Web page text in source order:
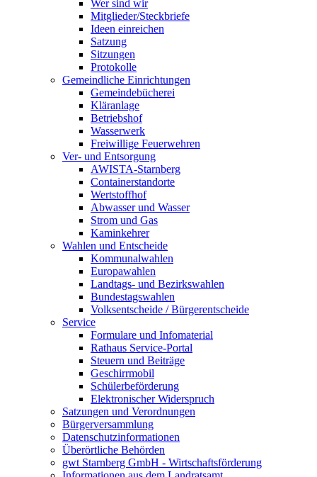
Wer sind wir
Mitglieder/Steckbriefe
Ideen einreichen
Satzung
Sitzungen
Protokolle
Gemeindliche Einrichtungen
Gemeindebücherei
Kläranlage
Betriebshof
Wasserwerk
Freiwillige Feuerwehren
Ver- und Entsorgung
AWISTA-Starnberg
Containerstandorte
Wertstoffhof
Abwasser und Wasser
Strom und Gas
Kaminkehrer
Wahlen und Entscheide
Kommunalwahlen
Europawahlen
Landtags- und Bezirkswahlen
Bundestagswahlen
Volksentscheide / Bürgerentscheide
Service
Formulare und Infomaterial
Rathaus Service-Portal
Steuern und Beiträge
Geschirrmobil
Schülerbeförderung
Elektronischer Widerspruch
Satzungen und Verordnungen
Bürgerversammlung
Datenschutzinformationen
Überörtliche Behörden
gwt Starnberg GmbH - Wirtschaftsförderung